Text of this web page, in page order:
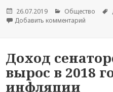
Опубликовано
26.07.2019 Рубрики
Общество
Добавить комментарий
Доход
вырос в 2018
инфляции